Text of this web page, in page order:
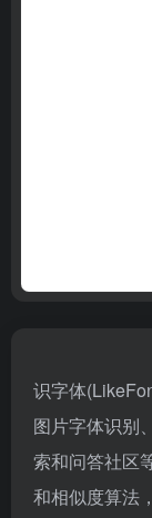
识字体
图片字体识别
索和问答社区
和相似度算法